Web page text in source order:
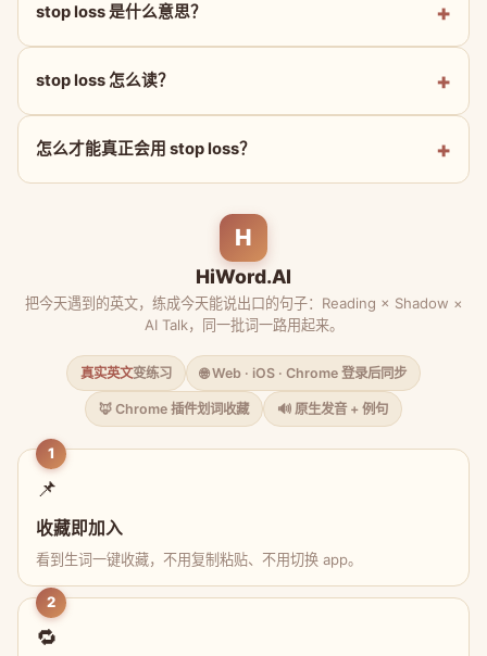
stop loss 是什么意思？
stop loss 怎么读？
怎么才能真正会用 stop loss？
H
HiWord.AI
把今天遇到的英文，练成今天能说出口的句子：Reading × Shadow ×
AI Talk，同一批词一路用起来。
真实英文变练习 🌐 Web · iOS · Chrome 登录后同步
🦊 Chrome 插件划词收藏 🔊 原生发音 + 例句
1
📌
收藏即加入
看到生词一键收藏，不用复制粘贴、不用切换 app。
2
🔁